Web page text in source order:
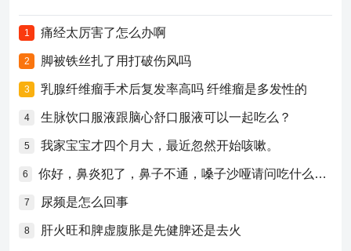
1 痛经太厉害了怎么办啊
2 脚被铁丝扎了用打破伤风吗
3 乳腺纤维瘤手术后复发率高吗 纤维瘤是多发性的
4 生脉饮口服液跟脑心舒口服液可以一起吃么？
5 我家宝宝才四个月大，最近忽然开始咳嗽。
6 你好，鼻炎犯了，鼻子不通，嗓子沙哑请问吃什么药比较好？
7 尿频是怎么回事
8 肝火旺和脾虚腹胀是先健脾还是去火